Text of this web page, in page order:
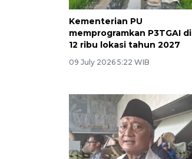
Kementerian PU
memprogramkan P3TGAI di
12 ribu lokasi tahun 2027
09 July 2026 5:22 WIB